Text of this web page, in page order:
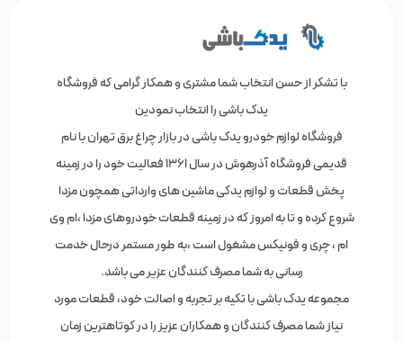
با تشکر از حسن انتخاب شما مشتری و همکار گرامی که فروشگاه
یدک باشی را انتخاب نمودین
فروشگاه لوازم خودرو یدک باشی در بازار چراغ برق تهران با نام
قدیمی فروشگاه آذرهوش در سال 1361 فعالیت خود را در زمینه
پخش قطعات و لوازم یدکی ماشین های وارداتی همچون مزدا
شروع کرده و تا به امروز که در زمینه قطعات خودروهای مزدا ،ام وی
ام ، چری و فونیکس مشغول است ،به طور مستمر درحال خدمت
رسانی به شما مصرف کنندگان عزیر می باشد.
مجموعه یدک باشی با تکیه بر تجربه و اصالت خود، قطعات مورد
نیاز شما مصرف کنندگان و همکاران عزیز را در کوتاهترین زمان